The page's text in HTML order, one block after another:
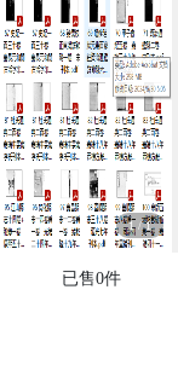
1/1
已售0件